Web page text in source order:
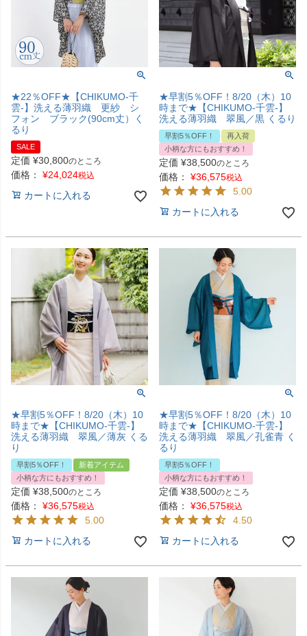
★22％OFF★【CHIKUMO-千
雲-】洗える薄羽織 更紗 シ
フォン ブラック(90cm丈）く
るり
SALE
定価 ¥30,800のところ
価格： ¥24,024税込
カートに入れる
★早割5％OFF！8/20（木）10
時まで★【CHIKUMO-千雲-】
洗える薄羽織 翠風／黒 くるり
早割5％OFF！
再入荷
小柄な方にもおすすめ！
定価 ¥38,500のところ
価格： ¥36,575税込
5.00
カートに入れる
★早割5％OFF！8/20（木）10
時まで★【CHIKUMO-千雲-】
洗える薄羽織 翠風／薄灰 くる
り
早割5％OFF！
新着アイテム
小柄な方にもおすすめ！
定価 ¥38,500のところ
価格： ¥36,575税込
5.00
カートに入れる
★早割5％OFF！8/20（木）10
時まで★【CHIKUMO-千雲-】
洗える薄羽織 翠風／孔雀青 く
るり
早割5％OFF！
小柄な方にもおすすめ！
定価 ¥38,500のところ
価格： ¥36,575税込
4.50
カートに入れる